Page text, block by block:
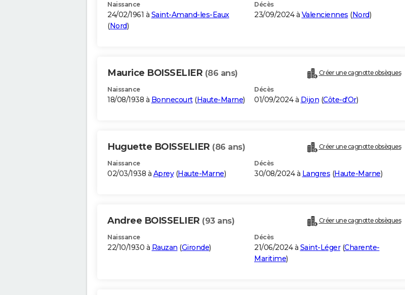
Naissance
24/02/1961 à Saint-Amand-les-Eaux
(Nord)
Décès
23/09/2024 à Valenciennes (Nord)
Maurice BOISSELIER (86 ans) Créer une cagnotte obsèques
Naissance
18/08/1938 à Bonnecourt(Haute-Marne)
Décès
01/09/2024 à Dijon (Côte-d'Or)
Huguette BOISSELIER (86 ans) Créer une cagnotte obsèques
Naissance
02/03/1938 à Aprey(Haute-Marne)
Décès
30/08/2024 à Langres (Haute-Marne)
Andree BOISSELIER (93 ans) Créer une cagnotte obsèques
Naissance
22/10/1930 à Rauzan (Gironde)
Décès
21/06/2024 à Saint-Léger(Charente-
Maritime)